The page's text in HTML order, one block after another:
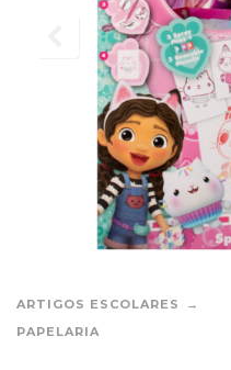
ARTIGOS ESCOLARES
PAPELARIA